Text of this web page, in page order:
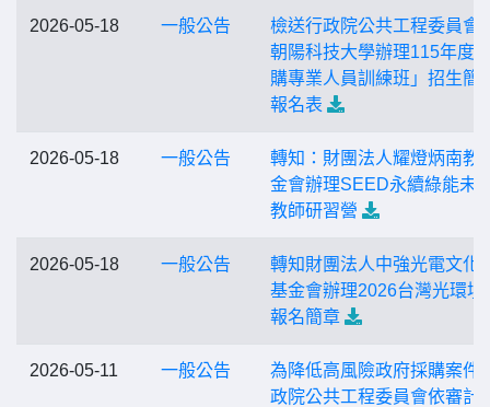
2026-05-18 一般公告
檢送行政院公共工程委員會
朝陽科技大學辦理115年度
購專業人員訓練班」招生簡
報名表
2026-05-18 一般公告
轉知：財團法人耀燈炳南教
金會辦理SEED永續綠能未
教師研習營
2026-05-18 一般公告
轉知財團法人中強光電文化
基金會辦理2026台灣光環境
報名簡章
2026-05-11 一般公告
為降低高風險政府採購案件
政院公共工程委員會依審計